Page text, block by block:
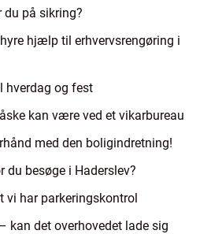
du på sikring?
hjælp til erhvervsrengøring i
hverdag og fest
kan være ved et vikarbureau
med den boligindretning!
du besøge i Haderslev?
vi har parkeringskontrol
kan det overhovedet lade sig